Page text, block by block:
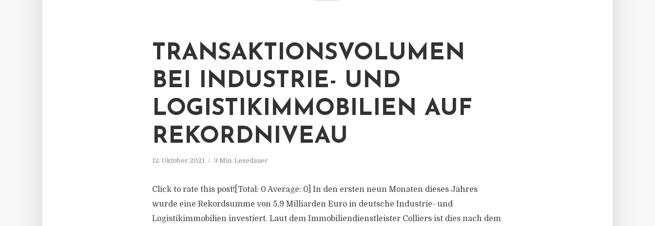
TRANSAKTIONSVOLUMEN
BEI INDUSTRIE- UND
LOGISTIKIMMOBILIEN AUF
REKORDNIVEAU
12. Oktober 2021 3 Min. Lesedauer
Click to rate this post![Total: 0 Average: 0] In den ersten neun Monaten dieses Jahres
wurde eine Rekordsumme von 5,9 Milliarden Euro in deutsche Industrie- und
Logistikimmobilien investiert. Laut dem Immobiliendienstleister Colliers ist dies nach dem